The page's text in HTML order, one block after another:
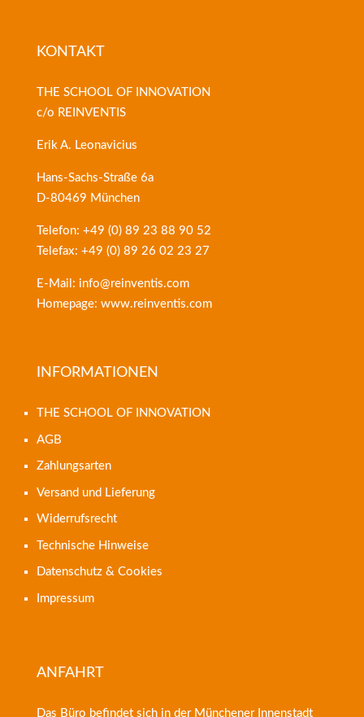
KONTAKT
THE SCHOOL OF INNOVATION
c/o REINVENTIS
Erik A. Leonavicius
Hans-Sachs-Straße 6a
D-80469 München
Telefon: +49 (0) 89 23 88 90 52
Telefax: +49 (0) 89 26 02 23 27
E-Mail: info@reinventis.com
Homepage: www.reinventis.com
INFORMATIONEN
THE SCHOOL OF INNOVATION
AGB
Zahlungsarten
Versand und Lieferung
Widerrufsrecht
Technische Hinweise
Datenschutz & Cookies
Impressum
ANFAHRT
Das Büro befindet sich in der Münchener Innenstadt